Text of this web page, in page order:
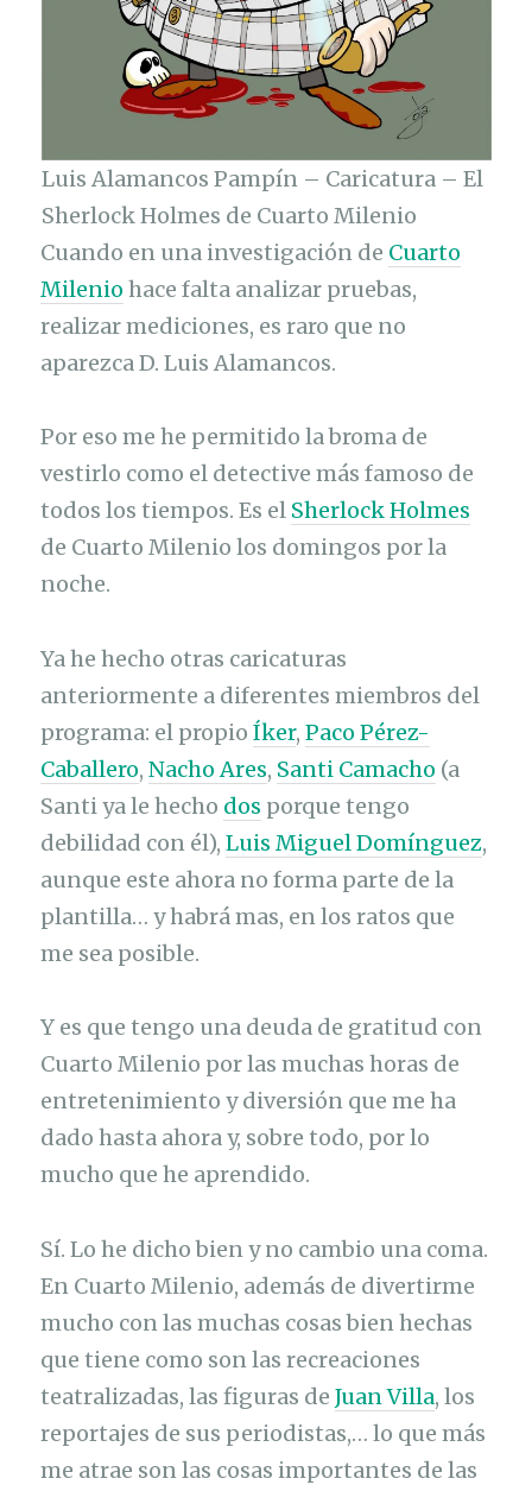
Luis Alamancos Pampín – Caricatura – El
Sherlock Holmes de Cuarto Milenio
Cuando en una investigación de Cuarto
Milenio hace falta analizar pruebas,
realizar mediciones, es raro que no
aparezca D. Luis Alamancos.
Por eso me he permitido la broma de
vestirlo como el detective más famoso de
todos los tiempos. Es el Sherlock Holmes
de Cuarto Milenio los domingos por la
noche.
Ya he hecho otras caricaturas
anteriormente a diferentes miembros del
programa: el propioÍker,Paco Pérez-
Caballero,Nacho Ares, Santi Camacho (a
Santi ya le hecho dos porque tengo
debilidad con él),Luis Miguel Domínguez,
aunque este ahora no forma parte de la
plantilla… y habrá mas, en los ratos que
me sea posible.
Y es que tengo una deuda de gratitud con
Cuarto Milenio por las muchas horas de
entretenimiento y diversión que me ha
dado hasta ahora y, sobre todo, por lo
mucho que he aprendido.
Sí. Lo he dicho bien y no cambio una coma.
En Cuarto Milenio, además de divertirme
mucho con las muchas cosas bien hechas
que tiene como son las recreaciones
teatralizadas, las figuras deJuan Villa, los
reportajes de sus periodistas,… lo que más
me atrae son las cosas importantes de las